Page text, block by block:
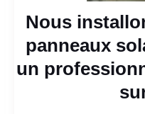
Nous
panneaux
un